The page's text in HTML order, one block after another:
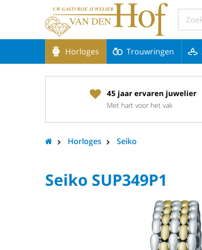
Horloges Trouwringen
45 jaar ervaren juwelier
Met hart voor het vak
Horloges Seiko
Seiko SUP349P1